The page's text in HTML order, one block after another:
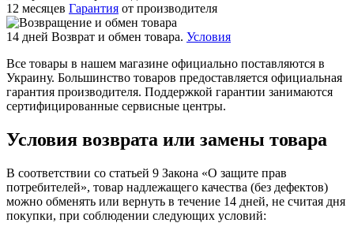
12 месяцев Гарантия от производителя
14 дней Возврат и обмен товара. Условия
Все товары в нашем магазине официально поставляются в
Украину. Большинство товаров предоставляется официальная
гарантия производителя. Поддержкой гарантии занимаются
сертифицированные сервисные центры.
Условия возврата или замены товара
В соответствии со статьей 9 Закона «О защите прав
потребителей», товар надлежащего качества (без дефектов)
можно обменять или вернуть в течение 14 дней, не считая дня
покупки, при соблюдении следующих условий: